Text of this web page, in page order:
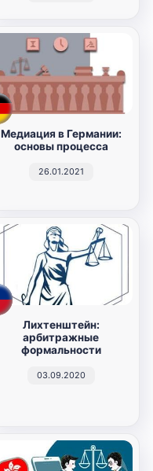
Медиация в Германии:
основы процесса
26.01.2021
Лихтенштейн:
арбитражные
формальности
03.09.2020